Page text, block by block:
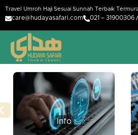
Travel Umroh Haji Sesuai Sunnah Terbaik
care@hudayasafari.com 021 – 31900306
Info